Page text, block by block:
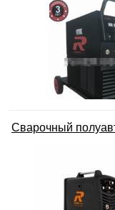
Сварочный